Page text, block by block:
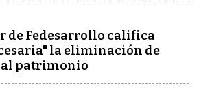
de Fedesarrollo califica
la eliminación de
patrimonio